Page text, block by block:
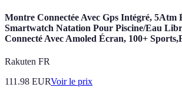
Montre Connectée Avec Gps Intégré, 5Atm
Smartwatch Natation Pour Piscine/Eau
Connecté Avec Amoled Écran, 100+
Rakuten FR
111.98 EURVoir le prix